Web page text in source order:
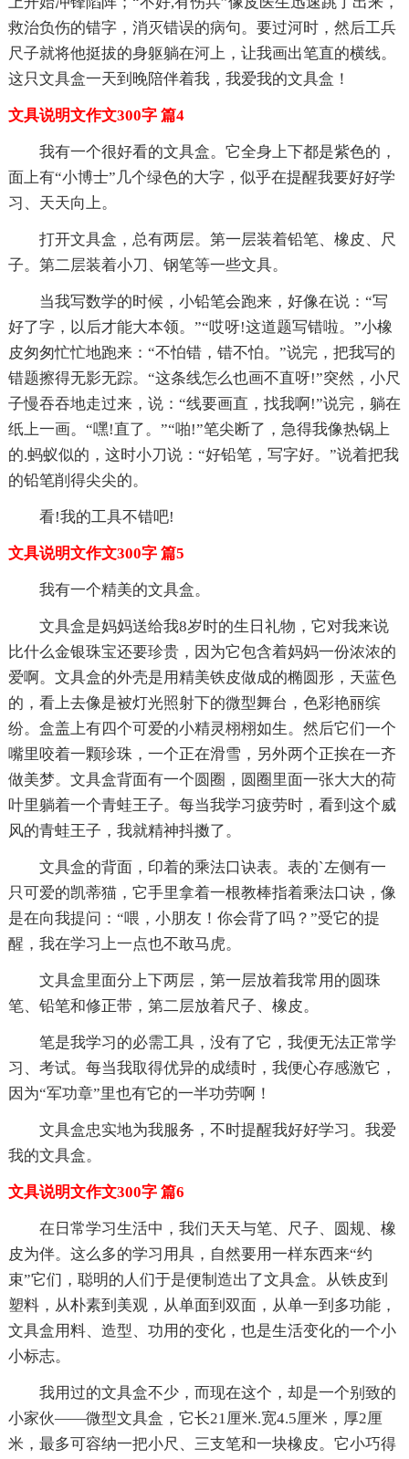
救治负伤的错字，消灭错误的病句。要过河时，然后工兵
尺子就将他挺拔的身躯躺在河上，让我画出笔直的横线。
这只文具盒一天到晚陪伴着我，我爱我的文具盒！
文具说明文作文300字 篇4
我有一个很好看的文具盒。它全身上下都是紫色的，
面上有“小博士”几个绿色的大字，似乎在提醒我要好好学
习、天天向上。
打开文具盒，总有两层。第一层装着铅笔、橡皮、尺
子。第二层装着小刀、钢笔等一些文具。
当我写数学的时候，小铅笔会跑来，好像在说：“写
好了字，以后才能大本领。”“哎呀!这道题写错啦。”小橡
皮匆匆忙忙地跑来：“不怕错，错不怕。”说完，把我写的
错题擦得无影无踪。“这条线怎么也画不直呀!”突然，小尺
子慢吞吞地走过来，说：“线要画直，找我啊!”说完，躺在
纸上一画。“嘿!直了。”“啪!”笔尖断了，急得我像热锅上
的.蚂蚁似的，这时小刀说：“好铅笔，写字好。”说着把我
的铅笔削得尖尖的。
看!我的工具不错吧!
文具说明文作文300字 篇5
我有一个精美的文具盒。
文具盒是妈妈送给我8岁时的生日礼物，它对我来说
比什么金银珠宝还要珍贵，因为它包含着妈妈一份浓浓的
爱啊。文具盒的外壳是用精美铁皮做成的椭圆形，天蓝色
的，看上去像是被灯光照射下的微型舞台，色彩艳丽缤
纷。盒盖上有四个可爱的小精灵栩栩如生。然后它们一个
嘴里咬着一颗珍珠，一个正在滑雪，另外两个正挨在一齐
做美梦。文具盒背面有一个圆圈，圆圈里面一张大大的荷
叶里躺着一个青蛙王子。每当我学习疲劳时，看到这个威
风的青蛙王子，我就精神抖擞了。
文具盒的背面，印着的乘法口诀表。表的`左侧有一
只可爱的凯蒂猫，它手里拿着一根教棒指着乘法口诀，像
是在向我提问：“喂，小朋友！你会背了吗？”受它的提
醒，我在学习上一点也不敢马虎。
文具盒里面分上下两层，第一层放着我常用的圆珠
笔、铅笔和修正带，第二层放着尺子、橡皮。
笔是我学习的必需工具，没有了它，我便无法正常学
习、考试。每当我取得优异的成绩时，我便心存感激它，
因为“军功章”里也有它的一半功劳啊！
文具盒忠实地为我服务，不时提醒我好好学习。我爱
我的文具盒。
文具说明文作文300字 篇6
在日常学习生活中，我们天天与笔、尺子、圆规、橡
皮为伴。这么多的学习用具，自然要用一样东西来“约
束”它们，聪明的人们于是便制造出了文具盒。从铁皮到
塑料，从朴素到美观，从单面到双面，从单一到多功能，
文具盒用料、造型、功用的变化，也是生活变化的一个小
小标志。
我用过的文具盒不少，而现在这个，却是一个别致的
小家伙——微型文具盒，它长21厘米.宽4.5厘米，厚2厘
米，最多可容纳一把小尺、三支笔和一块橡皮。它小巧得